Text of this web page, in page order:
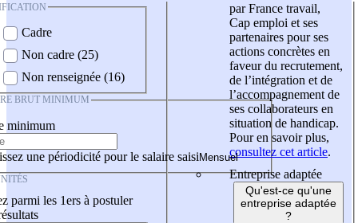
Cadre
Non cadre (25)
Non renseignée (16)
BRUT MINIMUM
minimum
une périodicité pour le salaire saisi
parmi les 1ers à postuler
par France travail,
Cap emploi et ses
partenaires pour ses
actions concrètes en
faveur du recrutement,
de l’intégration et de
l’accompagnement de
ses collaborateurs en
situation de handicap.
Pour en savoir plus,
consultez cet article.
Entreprise adaptée
Qu'est-ce qu'une
entreprise adaptée
?